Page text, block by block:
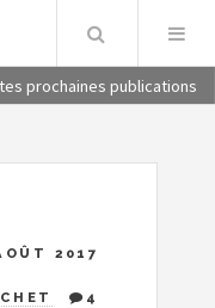
prochaines publications
2017
4